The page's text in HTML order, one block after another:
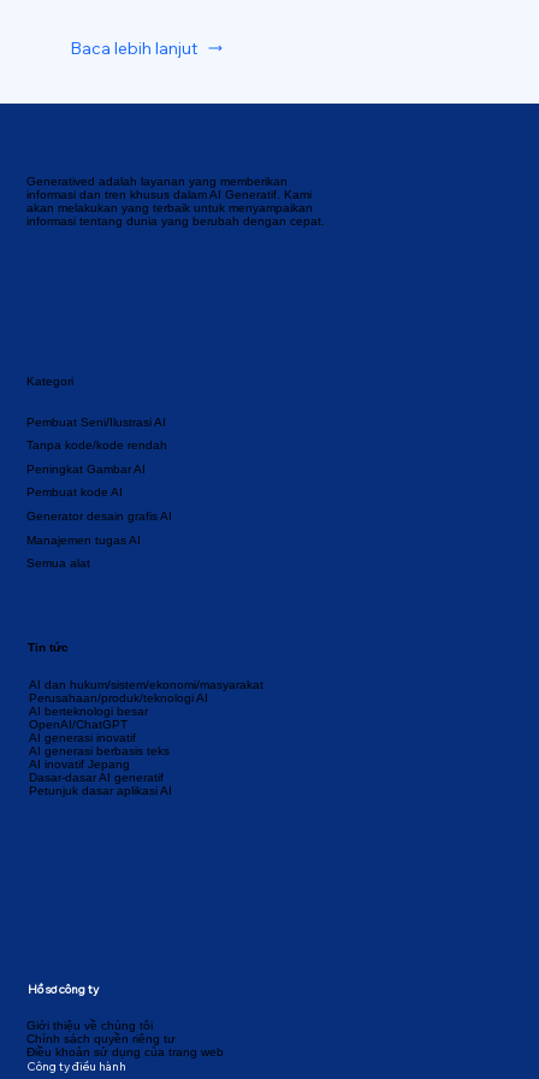
Generatived adalah layanan yang memberikan
informasi dan tren khusus dalam AI Generatif. Kami
akan melakukan yang terbaik untuk menyampaikan
informasi tentang dunia yang berubah dengan cepat.
Kategori
Semua alat
Manajemen tugas AI
Generator desain grafis AI
Tanpa kode/kode rendah
Pembuat kode AI
Peningkat Gambar AI
Pembuat Seni/Ilustrasi AI
AI dan hukum/sistem/ekonomi/masyarakat
Perusahaan/produk/teknologi AI
AI berteknologi besar
OpenAI/ChatGPT
AI generasi inovatif
AI generasi berbasis teks
AI inovatif Jepang
Dasar-dasar AI generatif
Petunjuk dasar aplikasi AI
Tin tức
Giới thiệu về chúng tôi
Chính sách quyền riêng tư
Điều khoản sử dụng của trang web
Công ty điều hành
Hồ sơ công ty
Baca lebih lanjut